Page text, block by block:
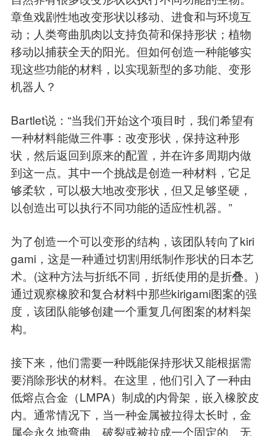
章鱼戏剧性地改变形状以移动、进食和与环境互
动；人类弯曲肌肉以支持负荷和保持形状；植物
移动以捕获全天的阳光。但如何创造一种能够实
现这些功能的材料，以实现新型的多功能、变形
机器人？
Bartlet说：“当我们开始这个项目时，我们希望有
一种材料能做三件事：改变形状，保持这种形
状，然后返回到原来的配置，并在许多周期内做
到这一点。其中一个挑战是创造一种材料，它足
够柔软，可以极大地改变形状，但又足够坚硬，
以创造出可以执行不同功能的适应性机器。”
为了创造一个可以变形的结构，该团队转向了kiri
gami，这是一种通过切割用纸制作形状的日本艺
术。(这种方法与折纸不同，折纸使用的是折叠。)
通过观察橡胶和复合材料中那些kirigami图案的强
度，该团队能够创建一个重复几何图案的材料架
构。
接下来，他们需要一种既能保持形状又能根据需
要消除形状的材料。在这里，他们引入了一种由
低熔点合金（LMPA）制成的内骨架，嵌入橡胶皮
内。通常情况下，当一种金属被拉得太长时，金
属会永久地弯曲、破裂或被拉成一个固定的、无